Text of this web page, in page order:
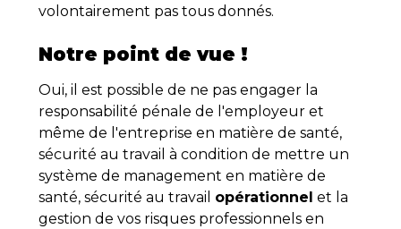
volontairement pas tous donnés.
Notre point de vue !
Oui, il est possible de ne pas engager la
responsabilité pénale de l'employeur et
même de l'entreprise en matière de santé,
sécurité au travail à condition de mettre un
système de management en matière de
santé, sécurité au travail opérationnel et la
gestion de vos risques professionnels en